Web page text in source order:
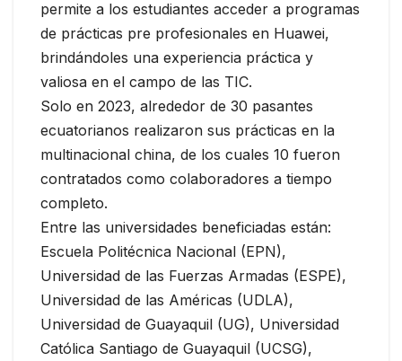
permite a los estudiantes acceder a programas
de prácticas pre profesionales en Huawei,
brindándoles una experiencia práctica y
valiosa en el campo de las TIC.
Solo en 2023, alrededor de 30 pasantes
ecuatorianos realizaron sus prácticas en la
multinacional china, de los cuales 10 fueron
contratados como colaboradores a tiempo
completo.
Entre las universidades beneficiadas están:
Escuela Politécnica Nacional (EPN),
Universidad de las Fuerzas Armadas (ESPE),
Universidad de las Américas (UDLA),
Universidad de Guayaquil (UG), Universidad
Católica Santiago de Guayaquil (UCSG),